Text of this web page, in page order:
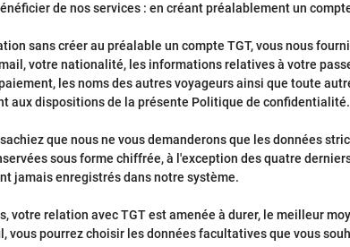
de nos services : en créant préalablement un
sans créer au préalable un compte TGT, vous nous
votre nationalité, les informations relatives à votre
les noms des autres voyageurs ainsi que toute
aux dispositions de la présente Politique de confidentialité.
que nous ne vous demanderons que les données
sous forme chiffrée, à l'exception des quatre
jamais enregistrés dans notre système.
votre relation avec TGT est amenée à durer, le meilleur
vous pourrez choisir les données facultatives que vous